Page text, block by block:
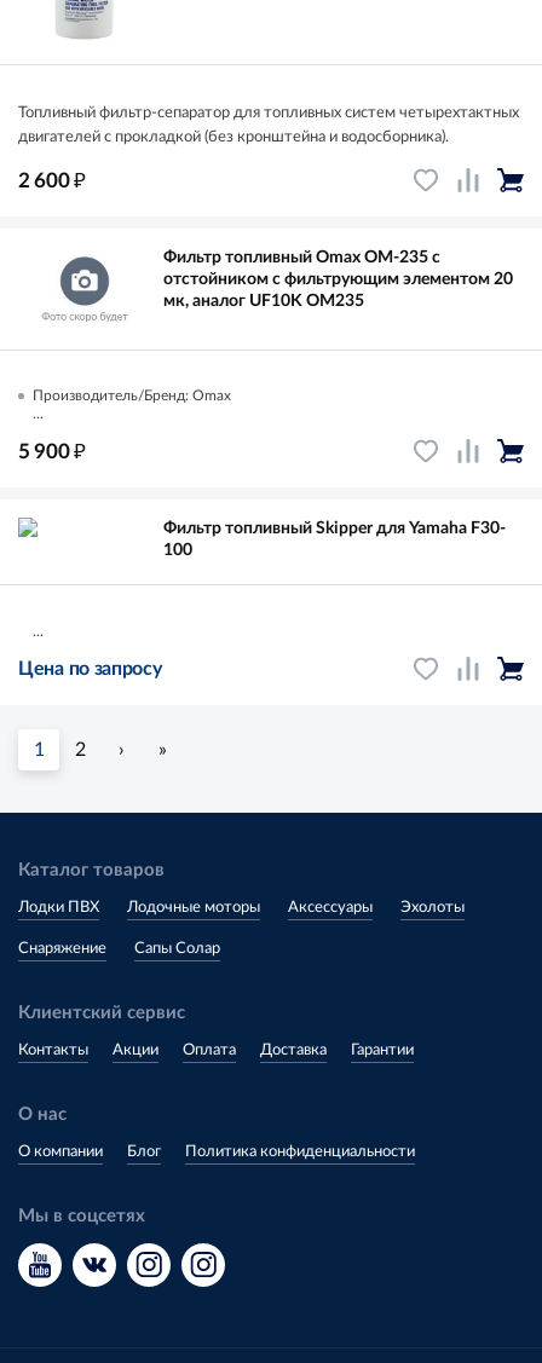
Топливный фильтр-сепаратор для топливных систем четырехтактных
двигателей с прокладкой (без кронштейна и водосборника).
2 600₽
Фильтр топливный Omax OM-235 с
отстойником с фильтрующим элементом 20
мк, аналог UF10K OM235
Производитель/Бренд: Omax
...
5 900₽
Фильтр топливный Skipper для Yamaha F30-
100
...
Цена по запросу
1 2 › »
Каталог товаров
Лодки ПВХ Лодочные моторы Аксессуары Эхолоты
Снаряжение Сапы Солар
Клиентский сервис
Контакты Акции Оплата Доставка Гарантии
О нас
О компании Блог Политика конфиденциальности
Мы в соцсетях